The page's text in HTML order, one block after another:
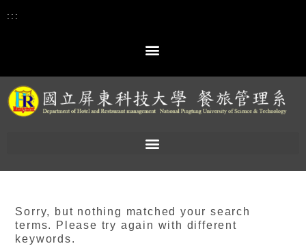
:::
Sorry, but nothing matched your search
terms. Please try again with different
keywords.